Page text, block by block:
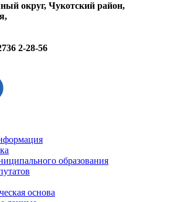
округ, Чукотский район,
2-28-56
образования
основа